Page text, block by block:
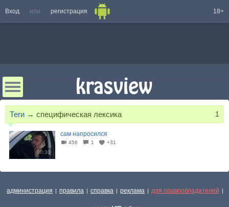
Вход или регистрация 18+
Теги → специфическая лексика 1
00:30
сам напросился
456 1 +31
администрация | правила | справка | реклама | для правообладателей |